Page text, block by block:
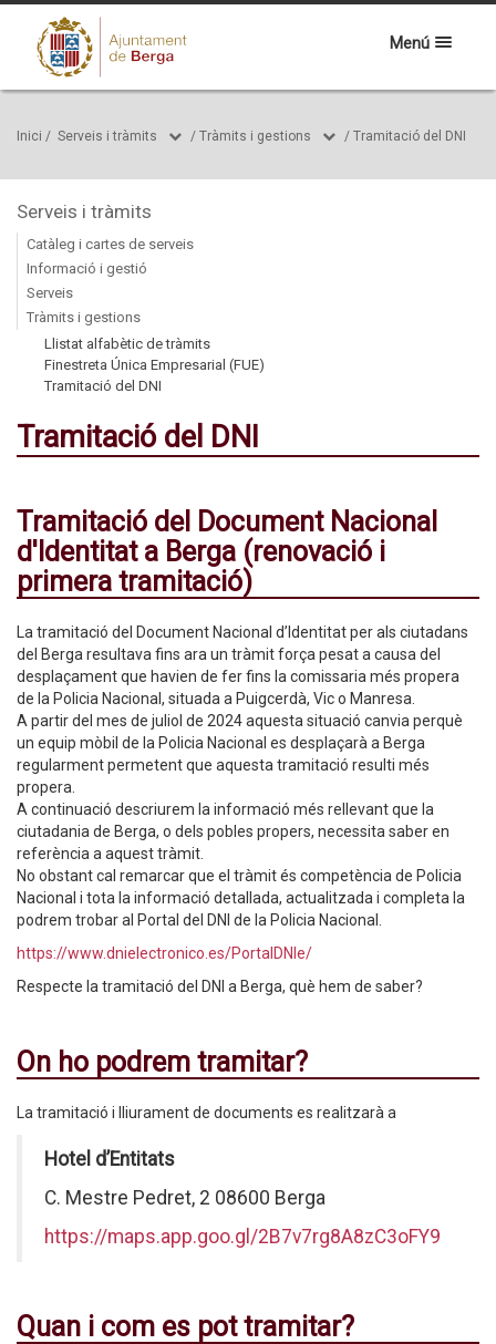
Menú
Inici / Serveis i tràmits / Tràmits i gestions / Tramitació del DNI
Serveis i tràmits
Catàleg i cartes de serveis
Informació i gestió
Serveis
Tràmits i gestions
Llistat alfabètic de tràmits
Finestreta Única Empresarial (FUE)
Tramitació del DNI
Tramitació del DNI
Tramitació del Document Nacional
d'Identitat a Berga (renovació i
primera tramitació)
La tramitació del Document Nacional d’Identitat per als ciutadans
del Berga resultava fins ara un tràmit força pesat a causa del
desplaçament que havien de fer fins la comissaria més propera
de la Policia Nacional, situada a Puigcerdà, Vic o Manresa.
A partir del mes de juliol de 2024 aquesta situació canvia perquè
un equip mòbil de la Policia Nacional es desplaçarà a Berga
regularment permetent que aquesta tramitació resulti més
propera.
A continuació descriurem la informació més rellevant que la
ciutadania de Berga, o dels pobles propers, necessita saber en
referència a aquest tràmit.
No obstant cal remarcar que el tràmit és competència de Policia
Nacional i tota la informació detallada, actualitzada i completa la
podrem trobar al Portal del DNI de la Policia Nacional.
https://www.dnielectronico.es/PortalDNIe/
Respecte la tramitació del DNI a Berga, què hem de saber?
On ho podrem tramitar?
La tramitació i lliurament de documents es realitzarà a
Hotel d’Entitats
C. Mestre Pedret, 2 08600 Berga
https://maps.app.goo.gl/2B7v7rg8A8zC3oFY9
Quan i com es pot tramitar?